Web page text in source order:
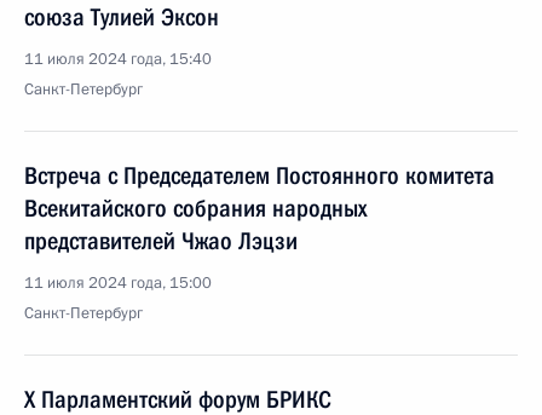
союза Тулией Эксон
11 июля 2024 года, 15:40
Санкт-Петербург
Встреча с Председателем Постоянного комитета
Всекитайского собрания народных
представителей Чжао Лэцзи
11 июля 2024 года, 15:00
Санкт-Петербург
X Парламентский форум БРИКС